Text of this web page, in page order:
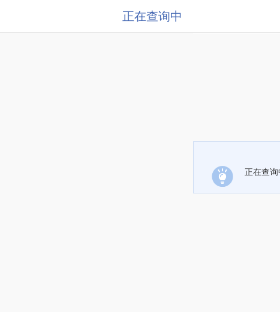
正在查询中
正在查